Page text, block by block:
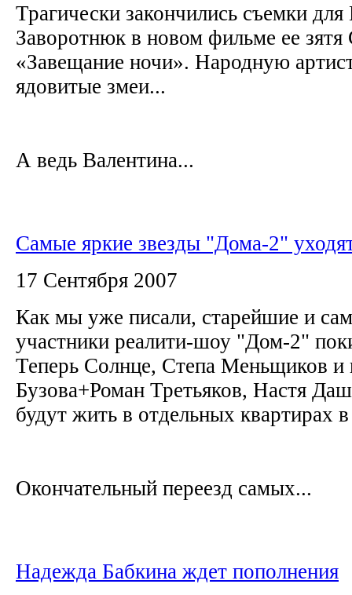
Трагически закончились съемки
Заворотнюк в новом фильме ее
«Завещание ночи». Народную
ядовитые змеи...
А ведь Валентина...
Самые яркие звезды "Дома-2"
17 Сентября 2007
Как мы уже пиcали, старейшие и
участники реалити-шоу "Дом-2"
Теперь Солнце, Степа Меньщиков
Бузова+Роман Третьяков, Настя
будут жить в отдельных квартирах
Окончательный переезд самых...
Надежда Бабкина ждет пополнения